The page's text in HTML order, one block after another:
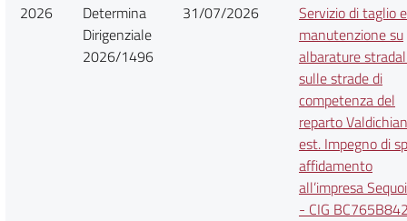
2026
Determina
Dirigenziale
2026/1496
31/07/2026
Servizio di taglio e
manutenzione su
albarature
sulle strade di
competenza del
reparto
est. Impegno di
affidamento
all’impresa
- CIG